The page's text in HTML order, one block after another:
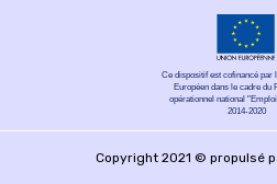
Ce dispositif est cofinancé par
Européen dans le cadre du
opérationnel national
2014-2020
Copyright 2021 © propulsé